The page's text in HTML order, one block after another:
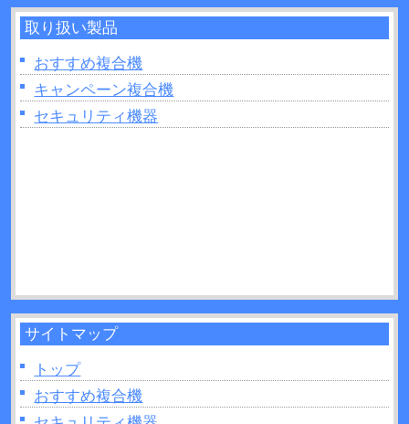
るのはなぜ？原因や対処法など解説！
2026年06月26日：複合機で製本はできるの？製本
を行う場合のポイントを紹介！
2026年06月26日：複合機の印刷がうまくいかない
ときは読み取り部分（ガラス面）の掃除をしてみ
よう！
取り扱い製品
おすすめ複合機
キャンペーン複合機
セキュリティ機器
サイトマップ
トップ
おすすめ複合機